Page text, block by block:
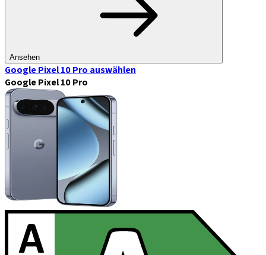
Ansehen
Google Pixel 10 Pro auswählen
Google Pixel 10 Pro